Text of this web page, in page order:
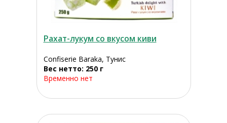
Рахат-лукум со вкусом киви
Confiserie Baraka, Тунис
Вес нетто: 250 г
Временно нет